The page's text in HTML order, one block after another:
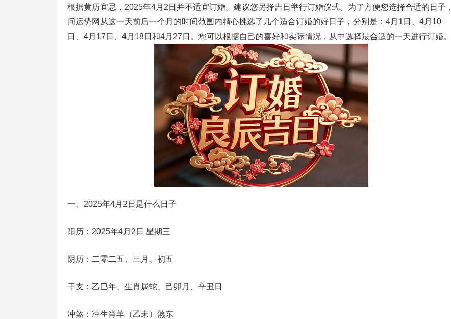
根据黄历宜忌，2025年4月2日并不适宜订婚。建议您另择吉日举行订婚仪式。为了方便您选择合适的日子，
问运势网从这一天前后一个月的时间范围内精心挑选了几个适合订婚的好日子，分别是：4月1日、4月10
日、4月17日、4月18日和4月27日。您可以根据自己的喜好和实际情况，从中选择最合适的一天进行订婚。
一、2025年4月2日是什么日子
阳历：2025年4月2日 星期三
阴历：二零二五、三月、初五
干支：乙巳年、生肖属蛇、己卯月、辛丑日
冲煞：冲生肖羊（乙未）煞东